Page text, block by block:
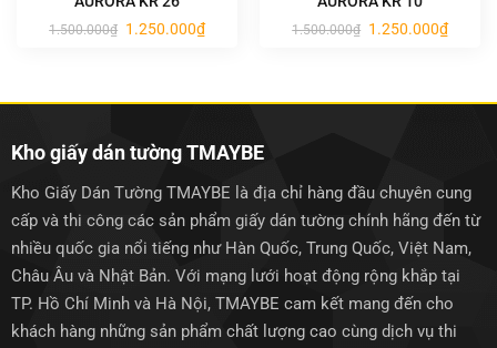
1.500.000₫ Giá
gốc
1.250.000₫Giá
hiện
1.500.000₫ Giá
gốc
1.250.000₫Giá
hiện
Kho giấy dán tường TMAYBE
Kho Giấy Dán Tường TMAYBE là địa chỉ hàng đầu chuyên cung
cấp và thi công các sản phẩm giấy dán tường chính hãng đến từ
nhiều quốc gia nổi tiếng như Hàn Quốc, Trung Quốc, Việt Nam,
Châu Âu và Nhật Bản. Với mạng lưới hoạt động rộng khắp tại
TP. Hồ Chí Minh và Hà Nội, TMAYBE cam kết mang đến cho
khách hàng những sản phẩm chất lượng cao cùng dịch vụ thi